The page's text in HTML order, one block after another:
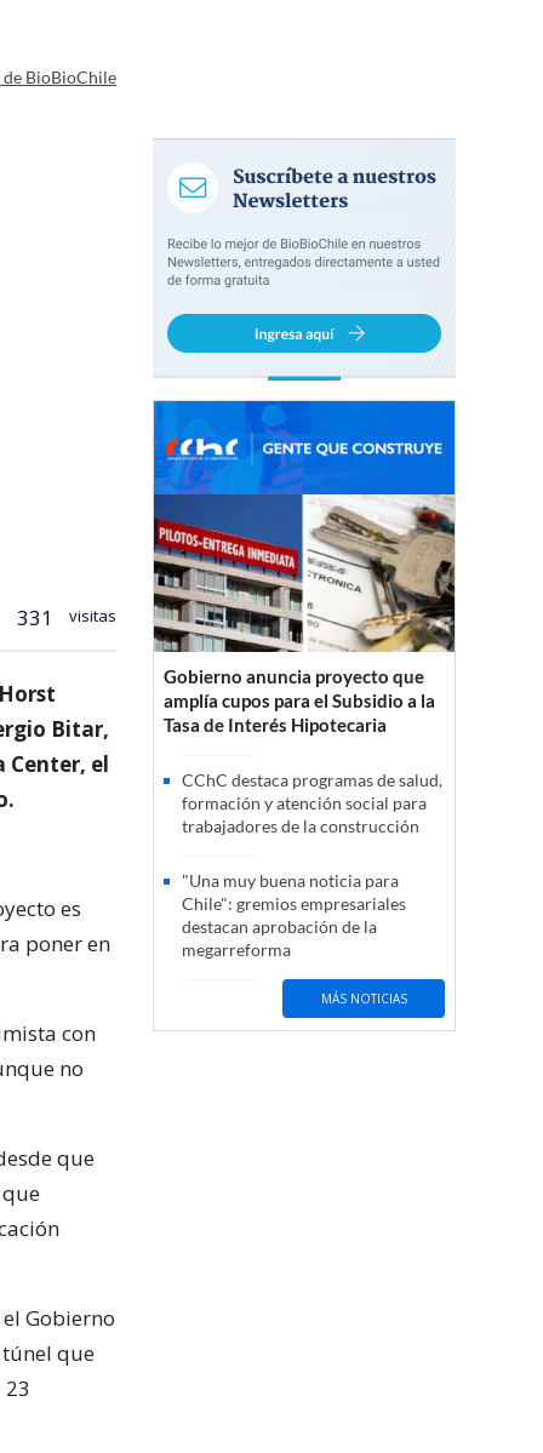
de BioBioChile
331 visitas
Bitar,
Center, el
es
poner en
con
no
que
Gobierno
que
Gobierno anuncia proyecto que
amplía cupos para el Subsidio a la
Tasa de Interés Hipotecaria
CChC destaca programas de salud,
formación y atención social para
trabajadores de la construcción
"Una muy buena noticia para
Chile": gremios empresariales
destacan aprobación de la
megarreforma
MÁS NOTICIAS